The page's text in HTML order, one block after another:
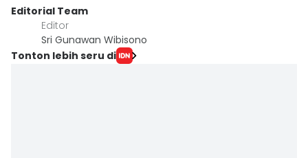
Editorial Team
Editor
Sri Gunawan Wibisono
Tonton lebih seru di